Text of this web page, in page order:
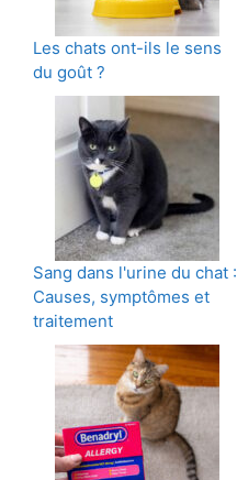
Les chats ont-ils le sens
du goût ?
Sang dans l'urine du chat :
Causes, symptômes et
traitement